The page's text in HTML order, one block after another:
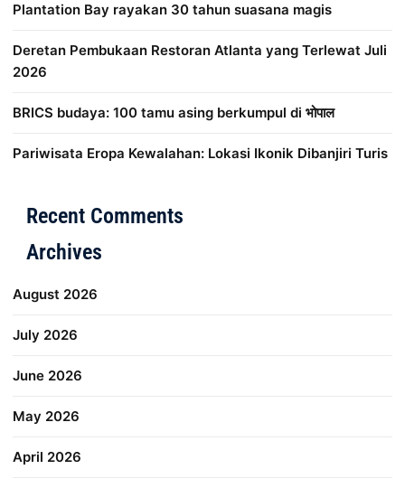
Plantation Bay rayakan 30 tahun suasana magis
Deretan Pembukaan Restoran Atlanta yang Terlewat Juli
2026
BRICS budaya: 100 tamu asing berkumpul di भोपाल
Pariwisata Eropa Kewalahan: Lokasi Ikonik Dibanjiri Turis
Recent Comments
Archives
August 2026
July 2026
June 2026
May 2026
April 2026